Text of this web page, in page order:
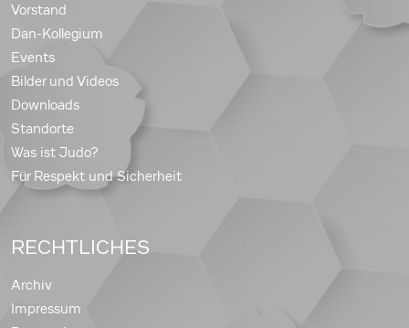
Vorstand
Dan-Kollegium
Events
Bilder und Videos
Downloads
Standorte
Was ist Judo?
Für Respekt und Sicherheit
RECHTLICHES
Archiv
Impressum